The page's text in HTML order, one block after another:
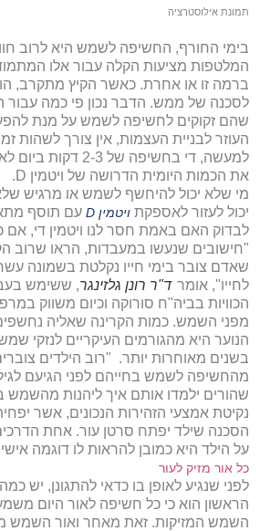
תמונת אילוסטרציה
בימי החורף, החשיפה לשמש היא לרוב
המלטפות מציעות הקלה עבור אלו
ברמה זו או אחרת. כאשר הקיץ מתקרב,
לסכנה של ממש. הדבר נכון פי כמה עבור
העוזר לבניית העצמות, אין צורך לשהות
למעשה, די בחשיפה של
את הכמות היומית הדרושה של ויטמין D.
מי שלא יכול להיחשף לשמש או מרגיש
יכול לעזור לאספקת ויטמין D
עם תוסף
לבדוק האם באמת חסר לנו ויטמין די, אם
"חישובים שנעשו במעבדות, הראו שרוב
שאדם צובר בימי חייו נקלטת בשמונה
לחייו", אומר ד"ר רונן גלזינגר, ששימש
הכוויות בביה"ח סורוקה וכיום משווק
מפני השמש. כמות הקרינה שאליה נחשפים
הנוער היא מהגורמים העיקריים לנזקי
שהורים ילמדו אותם איך ליהנות מהשמש
נקיטת אמצעי הזהירות הנכונים, אשר
הסכנה שילד יפתח סרטן עור. אחת
על הילד היא כמובן להראות לו דוגמה
כל אור מזיק לעור
לפני שנגיע לאופן בו כדאי להתגונן, יש
הראשון הוא כי כל חשיפה לאור היום
השמש המזיקות. זאת מאחר ואור השמש